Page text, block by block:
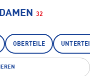
32
OBERTEILE UNTERTEILE